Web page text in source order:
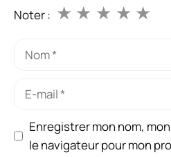
Noter : ★
★
★
★
★
Nom
Enregistrer mon nom,
le navigateur pour mon